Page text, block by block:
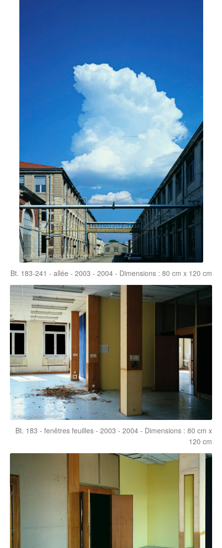
Bt. 183-241 - allée - 2003 - 2004 - Dimensions : 80 cm x 120 cm
Bt. 183 - fenêtres feuilles - 2003 - 2004 - Dimensions : 80 cm x
120 cm